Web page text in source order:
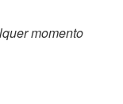
momento